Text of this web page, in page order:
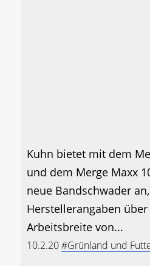
Kuhn bietet mit dem
und dem Merge Maxx
neue Bandschwader
Herstellerangaben
Arbeitsbreite von...
10.2.20#Grünland und